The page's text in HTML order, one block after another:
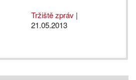
Tržiště zpráv |
21.05.2013